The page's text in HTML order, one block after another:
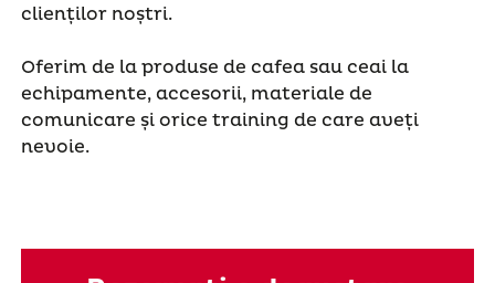
clienților noștri.
Oferim de la produse de cafea sau ceai la
echipamente, accesorii, materiale de
comunicare și orice training de care aveți
nevoie.